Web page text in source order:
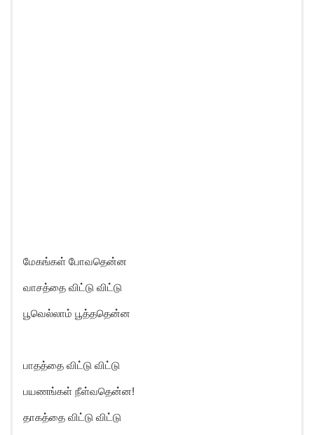
மேகங்கள் போவதென்ன
வாசத்தை விட்டு விட்டு
பூவெல்லாம் பூத்ததென்ன
பாதத்தை விட்டு விட்டு
பயணங்கள் நீள்வதென்ன!
தாகத்தை விட்டு விட்டு